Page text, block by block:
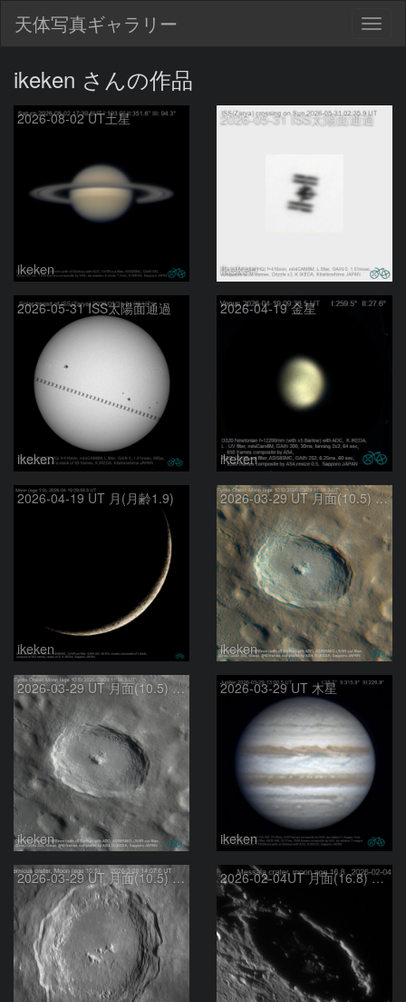
天体写真ギャラリー
ikeken さんの作品
2026-08-02 UT土星
ikeken
2026-05-31 ISS太陽面通過
ikeken
2026-05-31 ISS太陽面通過
ikeken
2026-04-19 金星
ikeken
2026-04-19 UT 月(月齢1.9)
ikeken
2026-03-29 UT 月面(10.5) ティコクレーター(彩度強調)
ikeken
2026-03-29 UT 月面(10.5) ティコクレーター
ikeken
2026-03-29 UT 木星
ikeken
2026-03-29 UT 月面(10.5) コペルニクスクレーター 2026-02-04UT 月面(16.8) メッサラクレーター